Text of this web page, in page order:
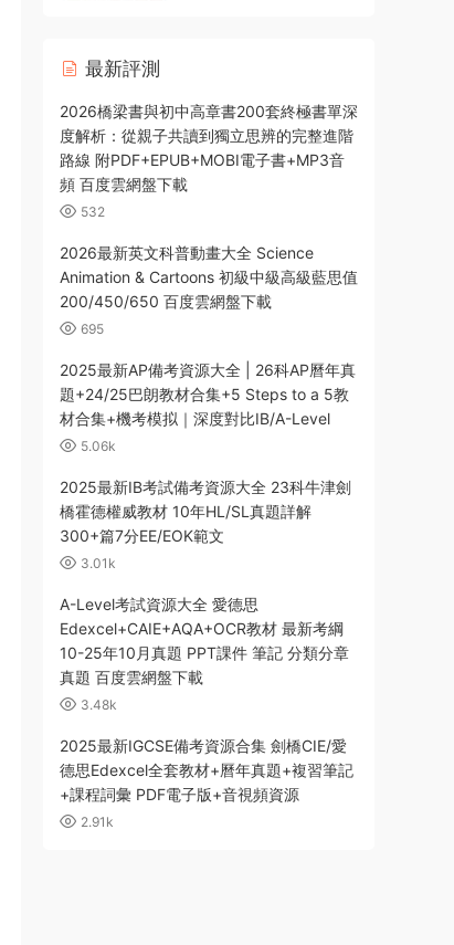
最新評測
2026橋梁書與初中高章書200套終極書單深
度解析：從親子共讀到獨立思辨的完整進階
路線 附PDF+EPUB+MOBI電子書+MP3音
頻 百度雲網盤下載
532
2026最新英文科普動畫大全 Science
Animation & Cartoons 初級中級高級藍思值
200/450/650 百度雲網盤下載
695
2025最新AP備考資源大全 | 26科AP曆年真
題+24/25巴朗教材合集+5 Steps to a 5教
材合集+機考模拟｜深度對比IB/A-Level
5.06k
2025最新IB考試備考資源大全 23科牛津劍
橋霍德權威教材 10年HL/SL真題詳解
300+篇7分EE/EOK範文
3.01k
A-Level考試資源大全 愛德思
Edexcel+CAIE+AQA+OCR教材 最新考綱
10-25年10月真題 PPT課件 筆記 分類分章
真題 百度雲網盤下載
3.48k
2025最新IGCSE備考資源合集 劍橋CIE/愛
德思Edexcel全套教材+曆年真題+複習筆記
+課程詞彙 PDF電子版+音視頻資源
2.91k